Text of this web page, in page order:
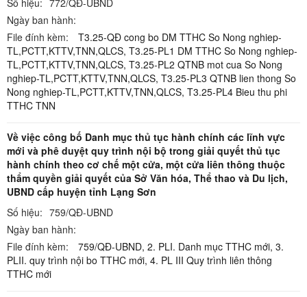
Ngày ban hành:
File đính kèm:
T3.25-QĐ cong bo DM TTHC So Nong nghiep-
TL,PCTT,KTTV,TNN,QLCS, T3.25-PL1 DM TTHC So Nong nghiep-
TL,PCTT,KTTV,TNN,QLCS, T3.25-PL2 QTNB mot cua So Nong
nghiep-TL,PCTT,KTTV,TNN,QLCS, T3.25-PL3 QTNB lien thong So
Nong nghiep-TL,PCTT,KTTV,TNN,QLCS, T3.25-PL4 Bieu thu phi
TTHC TNN
Về việc công bố Danh mục thủ tục hành chính các lĩnh vực
mới và phê duyệt quy trình nội bộ trong giải quyết thủ tục
hành chính theo cơ chế một cửa, một cửa liên thông thuộc
thẩm quyền giải quyết của Sở Văn hóa, Thể thao và Du lịch,
UBND cấp huyện tỉnh Lạng Sơn
Số hiệu: 759/QĐ-UBND
Ngày ban hành:
File đính kèm:
759/QĐ-UBND, 2. PLI. Danh mục TTHC mới, 3.
PLII. quy trình nội bo TTHC mới, 4. PL III Quy trình liên thông
TTHC mới